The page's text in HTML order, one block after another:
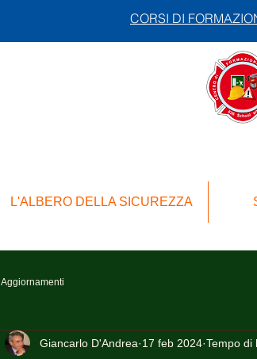
CORSI DI
L'ALBERO DELLA SICUREZZA
Aggiornamenti
Giancarlo D'Andrea 17 feb 2024 Tempo di